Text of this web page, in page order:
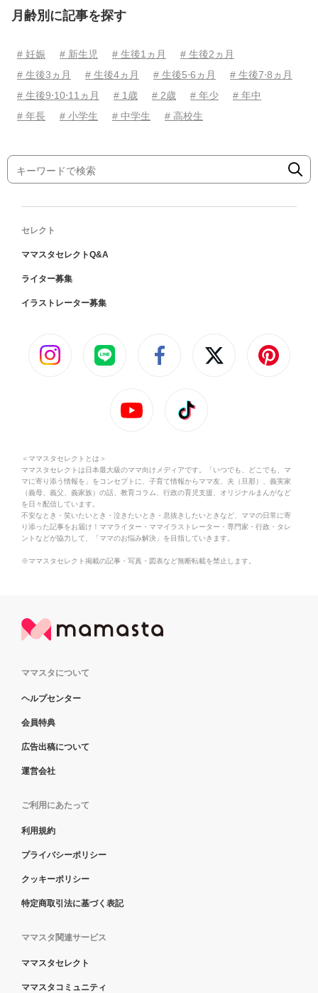
月齢別に記事を探す
# 妊娠 # 新生児 # 生後1ヵ月
# 生後2ヵ月
# 生後3ヵ月
# 生後4ヵ月 # 生後5⋅6ヵ月
# 生後7⋅8ヵ月
# 生後9⋅10⋅11ヵ月
# 1歳 # 2歳 # 年少
# 年中
# 年長
# 小学生 # 中学生 # 高校生
セレクト
ママスタセレクトQ&A
ライター募集
イラストレーター募集
＜ママスタセレクトとは＞
ママスタセレクトは日本最大級のママ向けメディアです。「いつでも、どこでも、マ
マに寄り添う情報を」をコンセプトに、子育て情報からママ友、夫（旦那）、義実家
（義母、義父、義家族）の話、教育コラム、行政の育児支援、オリジナルまんがなど
を日々配信しています。
不安なとき・笑いたいとき・泣きたいとき・息抜きしたいときなど、ママの日常に寄
り添った記事をお届け！ママライター・ママイラストレーター・専門家・行政・タレ
ントなどが協力して、「ママのお悩み解決」を目指していきます。
※ママスタセレクト掲載の記事・写真・図表など無断転載を禁止します。
ママスタについて
ヘルプセンター
会員特典
広告出稿について
運営会社
ご利用にあたって
利用規約
プライバシーポリシー
クッキーポリシー
特定商取引法に基づく表記
ママスタ関連サービス
ママスタセレクト
ママスタコミュニティ